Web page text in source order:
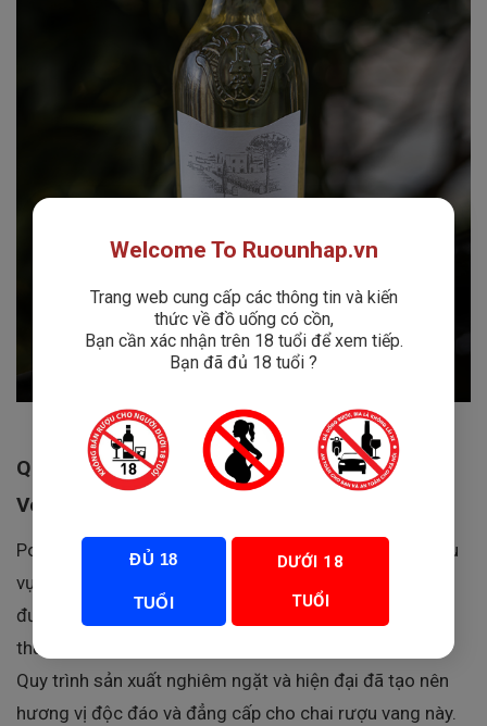
Quy Trình Sản Xuất Podere Don Cataldo
Vermentino
Podere Don Cataldo Vermentino được sản xuất tại khu
vực Salento – Puglia, miền Nam Ý. Nho Vermentino
được thu hoạch vào cuối tháng 8 và ngâm ủ trong
thùng gỗ sồi Slavonian lớn cùng thùng thép không gỉ.
Quy trình sản xuất nghiêm ngặt và hiện đại đã tạo nên
hương vị độc đáo và đẳng cấp cho chai rượu vang này.
Welcome To Ruounhap.vn
Trang web cung cấp các thông tin và kiến
thức về đồ uống có cồn,
Bạn cần xác nhận trên 18 tuổi để xem tiếp.
Bạn đã đủ 18 tuổi ?
ĐỦ 18
TUỔI
DƯỚI 18
TUỔI